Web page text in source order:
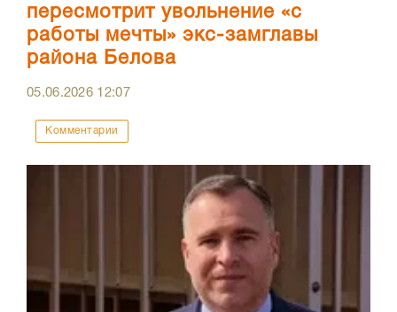
пересмотрит увольнение «с
работы мечты» экс-замглавы
района Белова
05.06.2026 12:07
Комментарии